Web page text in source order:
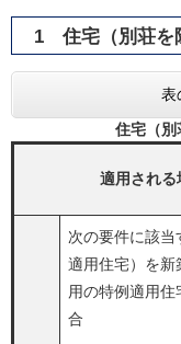
1 住宅（別荘を
表
住宅（別
適用される
次の要件に該当
適用住宅）を新
用の特例適用
合